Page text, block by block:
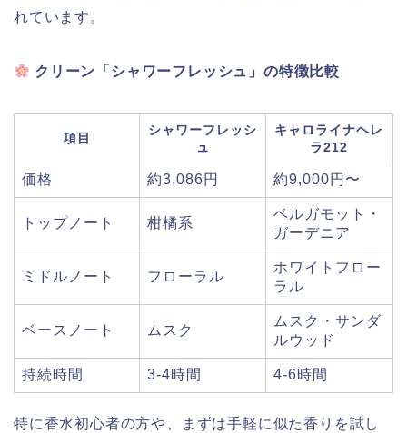
れています。
クリーン「シャワーフレッシュ」の特徴比較
項目
シャワーフレッシ
ュ
キャロライナヘレ
ラ212
価格 約3,086円 約9,000円〜
トップノート 柑橘系
ベルガモット・
ガーデニア
ミドルノート フローラル
ホワイトフロー
ラル
ベースノート ムスク
ムスク・サンダ
ルウッド
持続時間 3-4時間 4-6時間
特に香水初心者の方や、まずは手軽に似た香りを試し